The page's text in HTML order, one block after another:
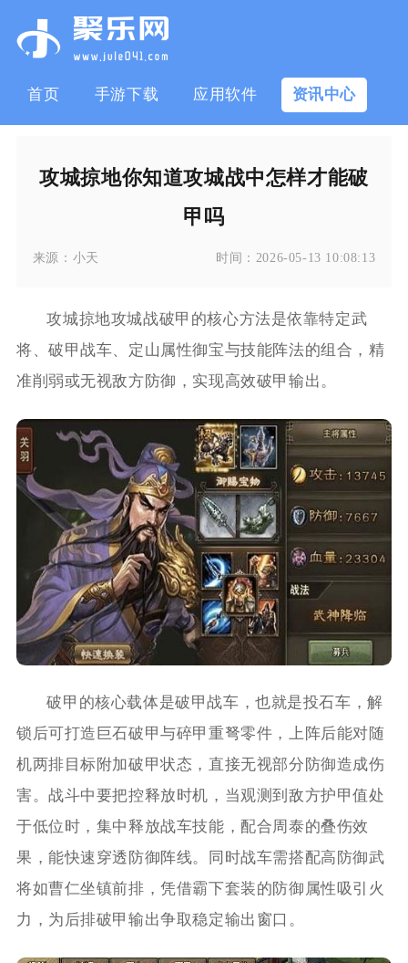
首页 手游下载 应用软件 资讯中心
攻城掠地你知道攻城战中怎样才能破
甲吗
来源： 小天 时间： 2026-05-13 10:08:13
攻城掠地攻城战破甲的核心方法是依靠特定武
将、破甲战车、定山属性御宝与技能阵法的组合，精
准削弱或无视敌方防御，实现高效破甲输出。
破甲的核心载体是破甲战车，也就是投石车，解
锁后可打造巨石破甲与碎甲重弩零件，上阵后能对随
机两排目标附加破甲状态，直接无视部分防御造成伤
害。战斗中要把控释放时机，当观测到敌方护甲值处
于低位时，集中释放战车技能，配合周泰的叠伤效
果，能快速穿透防御阵线。同时战车需搭配高防御武
将如曹仁坐镇前排，凭借霸下套装的防御属性吸引火
力，为后排破甲输出争取稳定输出窗口。